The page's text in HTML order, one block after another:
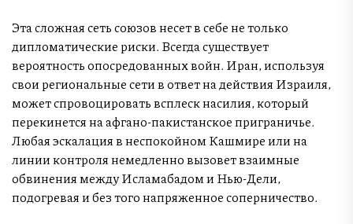
Эта сложная сеть союзов несет в себе не только
дипломатические риски. Всегда существует
вероятность опосредованных войн. Иран, используя
свои региональные сети в ответ на действия Израиля,
может спровоцировать всплеск насилия, который
перекинется на афгано-пакистанское приграничье.
Любая эскалация в неспокойном Кашмире или на
линии контроля немедленно вызовет взаимные
обвинения между Исламабадом и Нью-Дели,
подогревая и без того напряженное соперничество.